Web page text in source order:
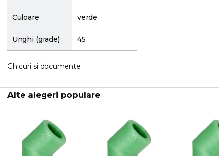
Culoare verde
Unghi (grade) 45
Ghiduri si documente
Alte alegeri populare